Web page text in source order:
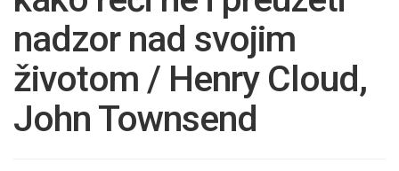
nadzor nad svojim
životom / Henry Cloud,
John Townsend